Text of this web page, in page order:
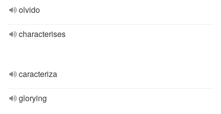
olvido
characterises
caracteriza
glorying